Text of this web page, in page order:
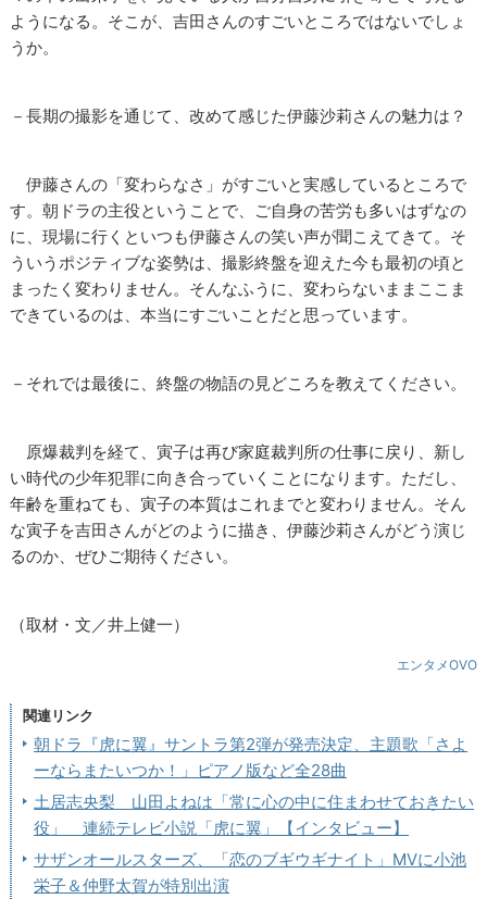
ようになる。そこが、吉田さんのすごいところではないでしょ
うか。
－長期の撮影を通じて、改めて感じた伊藤沙莉さんの魅力は？
伊藤さんの「変わらなさ」がすごいと実感しているところで
す。朝ドラの主役ということで、ご自身の苦労も多いはずなの
に、現場に行くといつも伊藤さんの笑い声が聞こえてきて。そ
ういうポジティブな姿勢は、撮影終盤を迎えた今も最初の頃と
まったく変わりません。そんなふうに、変わらないままここま
できているのは、本当にすごいことだと思っています。
－それでは最後に、終盤の物語の見どころを教えてください。
原爆裁判を経て、寅子は再び家庭裁判所の仕事に戻り、新し
い時代の少年犯罪に向き合っていくことになります。ただし、
年齢を重ねても、寅子の本質はこれまでと変わりません。そん
な寅子を吉田さんがどのように描き、伊藤沙莉さんがどう演じ
るのか、ぜひご期待ください。
（取材・文／井上健一）
エンタメOVO
関連リンク
朝ドラ『虎に翼』サントラ第2弾が発売決定、主題歌「さよ
ーならまたいつか！」ピアノ版など全28曲
土居志央梨 山田よねは「常に心の中に住まわせておきたい
役」 連続テレビ小説「虎に翼」【インタビュー】
サザンオールスターズ、「恋のブギウギナイト」MVに小池
栄子＆仲野太賀が特別出演